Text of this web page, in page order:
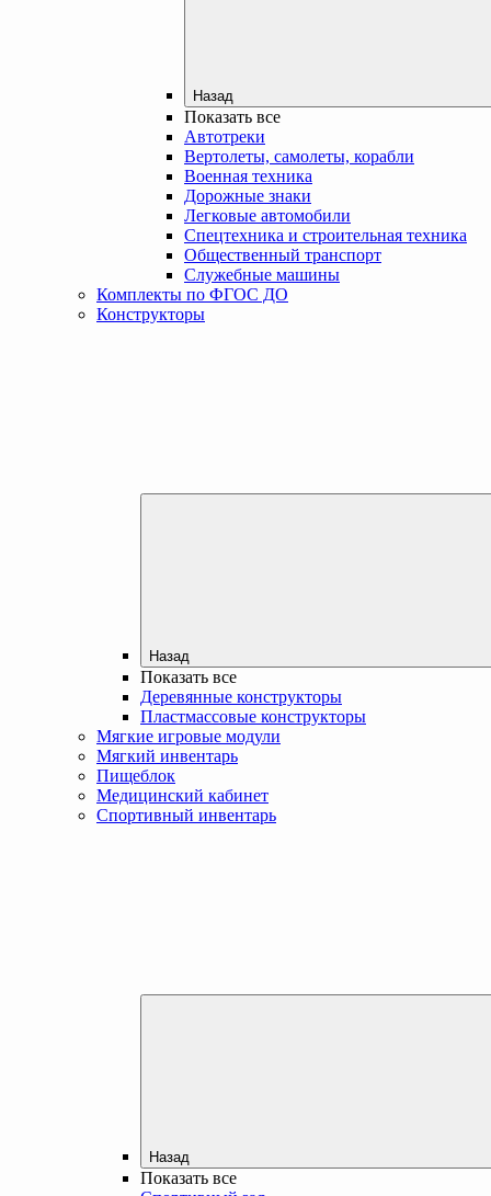
Назад
Показать все
Автотреки
Вертолеты, самолеты, корабли
Военная техника
Дорожные знаки
Легковые автомобили
Спецтехника и строительная техника
Общественный транспорт
Служебные машины
Комплекты по ФГОС ДО
Конструкторы
Назад
Показать все
Деревянные конструкторы
Пластмассовые конструкторы
Мягкие игровые модули
Мягкий инвентарь
Пищеблок
Медицинский кабинет
Спортивный инвентарь
Назад
Показать все